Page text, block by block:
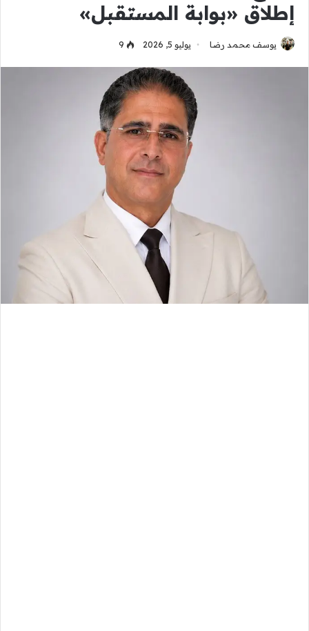
إطلاق «بوابة المستقبل»
يوسف محمد رضا يوليو 5, 2026 9